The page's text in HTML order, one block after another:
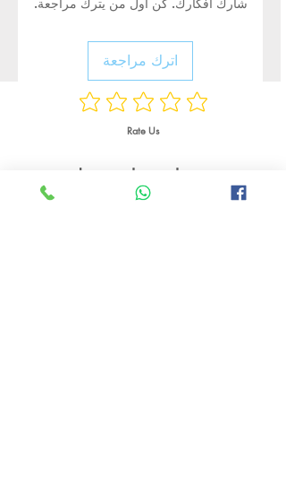
اترك مراجعة
Rate Us
منتجات ذات صلة